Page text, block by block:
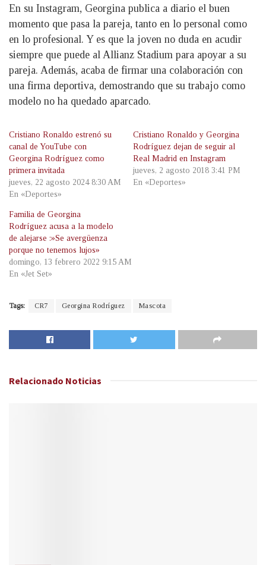
En su Instagram, Georgina publica a diario el buen
momento que pasa la pareja, tanto en lo personal como
en lo profesional. Y es que la joven no duda en acudir
siempre que puede al Allianz Stadium para apoyar a su
pareja. Además, acaba de firmar una colaboración con
una firma deportiva, demostrando que su trabajo como
modelo no ha quedado aparcado.
Cristiano Ronaldo estrenó su
canal de YouTube con
Georgina Rodríguez como
primera invitada
jueves, 22 agosto 2024 8:30 AM
En «Deportes»
Cristiano Ronaldo y Georgina
Rodríguez dejan de seguir al
Real Madrid en Instagram
jueves, 2 agosto 2018 3:41 PM
En «Deportes»
Familia de Georgina
Rodríguez acusa a la modelo
de alejarse :»Se avergüenza
porque no tenemos lujos»
domingo, 13 febrero 2022 9:15 AM
En «Jet Set»
Tags: CR7 Georgina Rodríguez Mascota
Relacionado Noticias